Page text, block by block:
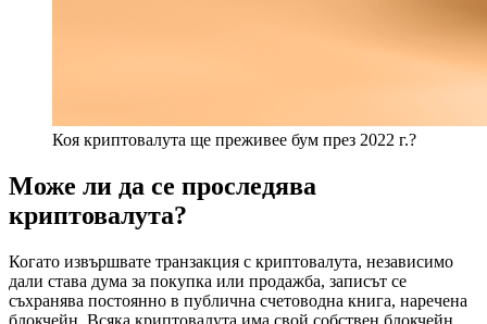
Коя криптовалута ще преживее бум през 2022 г.?
Може ли да се проследява
криптовалута?
Когато извършвате транзакция с криптовалута, независимо
дали става дума за покупка или продажба, записът се
съхранява постоянно в публична счетоводна книга, наречена